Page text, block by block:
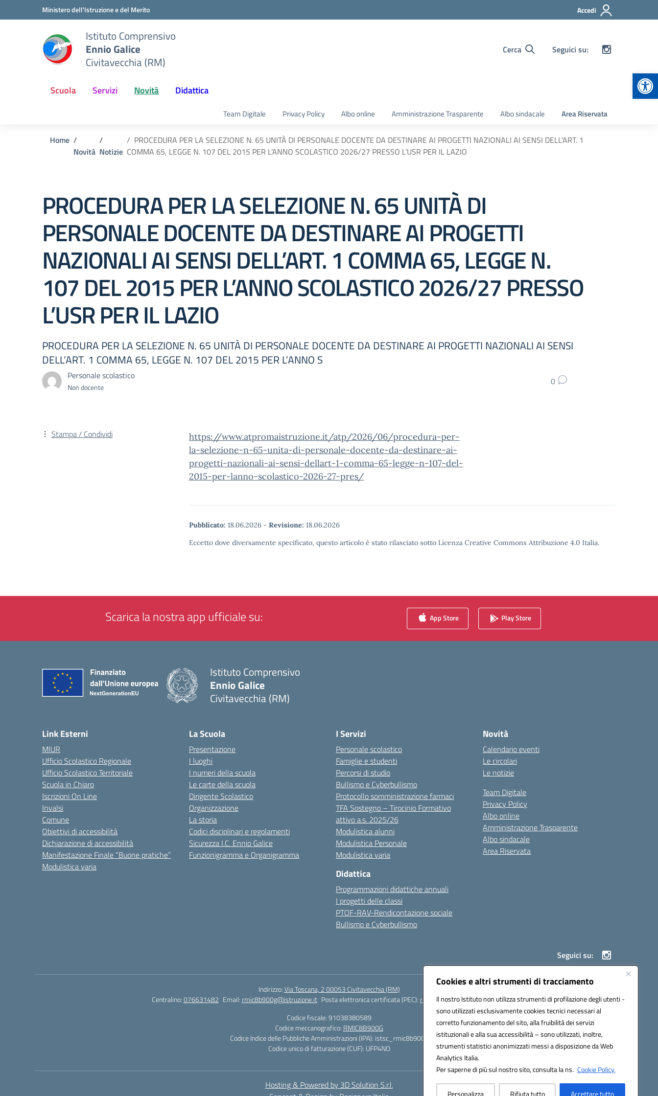
Cookies e altri strumenti di tracciamento
Il nostro Istituto non utilizza strumenti di profilazione degli utenti -
sono utilizzati esclusivamente cookies tecnici necessari al
corretto funzionamento del sito, alla fruibilità dei servizi
istituzionali e alla sua accessibilità – sono utilizzati, inoltre,
strumenti statistici anonimizzati messi a disposizione da Web
Analytics Italia.
Per saperne di più sul nostro sito, consulta la ns. Cookie Policy.
Personalizza Rifiuta tutto Accettare tutto
Vai ai contenuti
Vai al menu di navigazioneMinistero dell'Istruzione e del Merito Accedi
Istituto Comprensivo
Ennio Galice
Civitavecchia (RM)
Cerca Seguici su:
Scuola Servizi Novità Didattica
Team Digitale Privacy Policy Albo online Amministrazione Trasparente Albo sindacale Area Riservata
Home
Novità Notizie
PROCEDURA PER LA SELEZIONE N. 65 UNITÀ DI PERSONALE DOCENTE DA DESTINARE AI PROGETTI NAZIONALI AI SENSI DELL’ART. 1
COMMA 65, LEGGE N. 107 DEL 2015 PER L’ANNO SCOLASTICO 2026/27 PRESSO L’USR PER IL LAZIO
PROCEDURA PER LA SELEZIONE N. 65 UNITÀ DI
PERSONALE DOCENTE DA DESTINARE AI PROGETTI
NAZIONALI AI SENSI DELL’ART. 1 COMMA 65, LEGGE N.
107 DEL 2015 PER L’ANNO SCOLASTICO 2026/27 PRESSO
L’USR PER IL LAZIO
PROCEDURA PER LA SELEZIONE N. 65 UNITÀ DI PERSONALE DOCENTE DA DESTINARE AI PROGETTI NAZIONALI AI SENSI
DELL’ART. 1 COMMA 65, LEGGE N. 107 DEL 2015 PER L’ANNO S
Personale scolastico
Non docente 0
https://www.atpromaistruzione.it/atp/2026/06/procedura-per-
la-selezione-n-65-unita-di-personale-docente-da-destinare-ai-
progetti-nazionali-ai-sensi-dellart-1-comma-65-legge-n-107-del-
2015-per-lanno-scolastico-2026-27-pres/
Pubblicato: 18.06.2026 - Revisione: 18.06.2026
Eccetto dove diversamente specificato, questo articolo è stato rilasciato sotto Licenza Creative Commons Attribuzione 4.0 Italia.
Stampa / Condividi
Scarica la nostra app ufficiale su: App Store Play Store
Istituto Comprensivo
Ennio Galice
Civitavecchia (RM)
Link Esterni
MIUR
Ufficio Scolastico Regionale
Ufficio Scolastico Territoriale
Scuola in Chiaro
Iscrizioni On Line
Invalsi
Comune
Obiettivi di accessibilità
Dichiarazione di accessibilità
Manifestazione Finale “Buone pratiche”
Modulistica varia
La Scuola
Presentazione
I luoghi
I numeri della scuola
Le carte della scuola
Dirigente Scolastico
Organizzazione
La storia
Codici disciplinari e regolamenti
Sicurezza I.C. Ennio Galice
Funzionigramma e Organigramma
I Servizi
Personale scolastico
Famiglie e studenti
Percorsi di studio
Bullismo e Cyberbullismo
Protocollo somministrazione farmaci
TFA Sostegno – Tirocinio Formativo
attivo a.s. 2025/26
Modulistica alunni
Modulistica Personale
Modulistica varia
Didattica
Programmazioni didattiche annuali
I progetti delle classi
PTOF-RAV-Rendicontazione sociale
Bullismo e Cyberbullismo
Novità
Calendario eventi
Le circolari
Le notizie
Team Digitale
Privacy Policy
Albo online
Amministrazione Trasparente
Albo sindacale
Area Riservata
Seguici su:
Indirizzo:Via Toscana, 2 00053 Civitavecchia (RM)
Centralino:076631482 Email: rmic8b900g@istruzione.it Posta elettronica certificata (PEC): rmic8b900g@pec.istruzione.it
Codice fiscale: 91038380589
Codice meccanografico: RMIC8B900G
Codice Indice delle Pubbliche Amministrazioni (IPA): istsc_rmic8b900g
Codice unico di fatturazione (CUF): UFP4NO
Hosting & Powered by 3D Solution S.r.l.